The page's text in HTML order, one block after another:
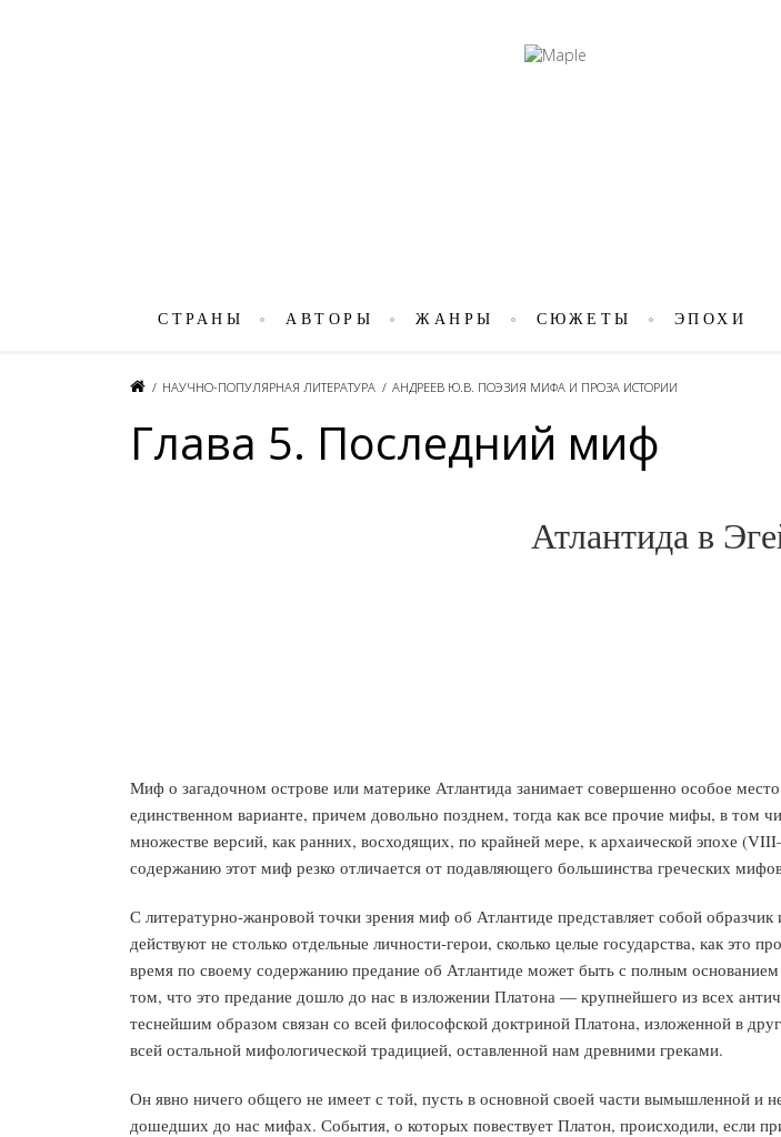
СТРАНЫ АВТОРЫ ЖАНРЫ СЮЖЕТЫ ЭПОХИ
/ НАУЧНО-ПОПУЛЯРНАЯ ЛИТЕРАТУРА / АНДРЕЕВ Ю.В. ПОЭЗИЯ МИФА И ПРОЗА ИСТОРИИ
Глава 5. Последний миф
Атлантида в
Миф о загадочном острове или материке Атлантида занимает совершенно особое
единственном варианте, причем довольно позднем, тогда как все прочие мифы, в том
множестве версий, как ранних, восходящих, по крайней мере, к архаической эпохе
содержанию этот миф резко отличается от подавляющего большинства греческих
С литературно-жанровой точки зрения миф об Атлантиде представляет собой образчик
действуют не столько отдельные личности-герои, сколько целые государства, как
время по своему содержанию предание об Атлантиде может быть с полным
том, что это предание дошло до нас в изложении Платона — крупнейшего из всех
теснейшим образом связан со всей философской доктриной Платона, изложенной в
всей остальной мифологической традицией, оставленной нам древними греками.
Он явно ничего общего не имеет с той, пусть в основной своей части вымышленной и
дошедших до нас мифах. События, о которых повествует Платон, происходили, если